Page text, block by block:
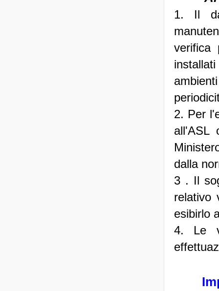
1. Il
verifica
2. Per
all'ASL
dalla
3 . Il
relativo
esibirlo
4. Le